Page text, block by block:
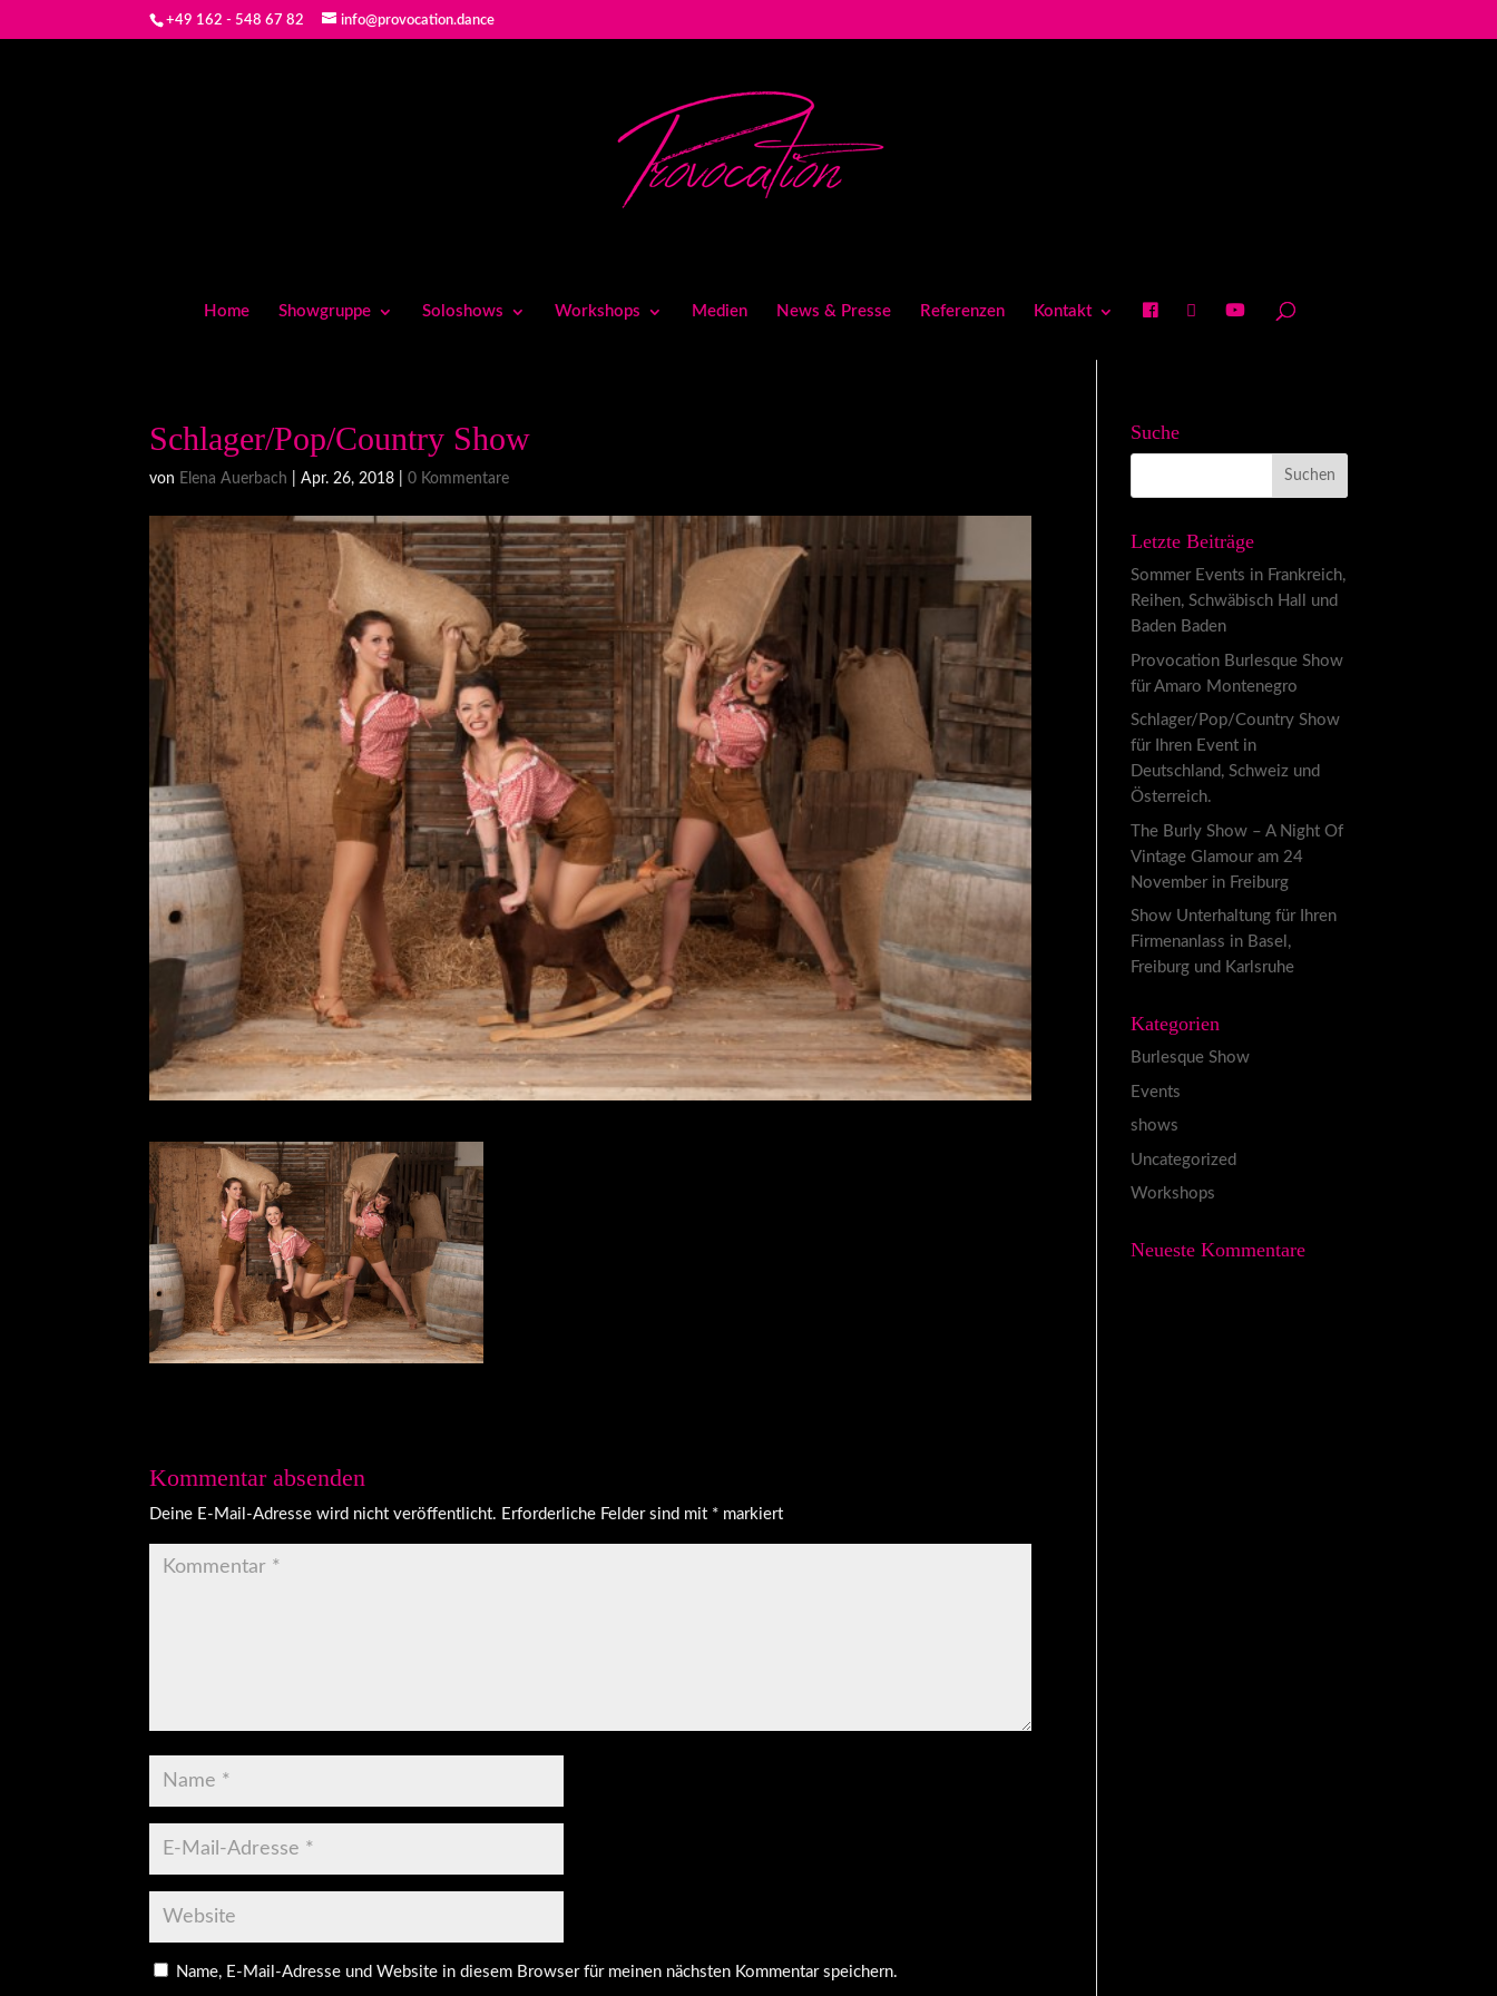
+49 162 - 548 67 82 info@provocation.dance
Home Showgruppe Soloshows Workshops Medien News & Presse Referenzen Kontakt
Schlager/Pop/Country Show
von Elena Auerbach |Apr. 26, 2018 |0 Kommentare
Kommentar absenden
Deine E-Mail-Adresse wird nicht veröffentlicht. Erforderliche Felder sind mit * markiert
Name, E-Mail-Adresse und Website in diesem Browser für meinen nächsten Kommentar speichern.
Suche
Letzte Beiträge
Sommer Events in Frankreich,
Reihen, Schwäbisch Hall und
Baden Baden
Provocation Burlesque Show
für Amaro Montenegro
Schlager/Pop/Country Show
für Ihren Event in
Deutschland, Schweiz und
Österreich.
The Burly Show – A Night Of
Vintage Glamour am 24
November in Freiburg
Show Unterhaltung für Ihren
Firmenanlass in Basel,
Freiburg und Karlsruhe
Kategorien
Burlesque Show
Events
shows
Uncategorized
Workshops
Neueste Kommentare